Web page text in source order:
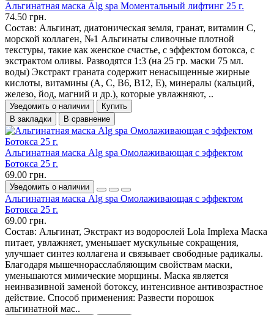
Альгинатная маска Alg spa Моментальный лифтинг 25 г.
74.50 грн.
Состав: Альгинат, диатоническая земля, гранат, витамин С,
морской коллаген, №1 Альгинаты сливочные плотной
текстуры, такие как женское счастье, с эффектом ботокса, с
экстрактом оливы. Разводятся 1:3 (на 25 гр. маски 75 мл.
воды) Экстракт граната содержит ненасыщенные жирные
кислоты, витамины (А, С, В6, В12, Е), минералы (кальций,
железо, йод, магний и др.), которые увлажняют, ..
Уведомить о наличии
Купить
В закладки
В сравнение
Альгинатная маска Alg spa Омолаживающая с эффектом
Ботокса 25 г.
69.00 грн.
Уведомить о наличии
Альгинатная маска Alg spa Омолаживающая с эффектом
Ботокса 25 г.
69.00 грн.
Состав: Альгинат, Экстракт из водорослей Lola Implexa Маска
питает, увлажняет, уменьшает мускульные сокращения,
улучшает синтез коллагена и связывает свободные радикалы.
Благодаря мышечнорасслабляющим свойствам маски,
уменьшаются мимические морщины. Маска является
неинвазивной заменой ботоксу, интенсивное антивозрастное
действие. Способ применения: Развести порошок
альгинатной мас..